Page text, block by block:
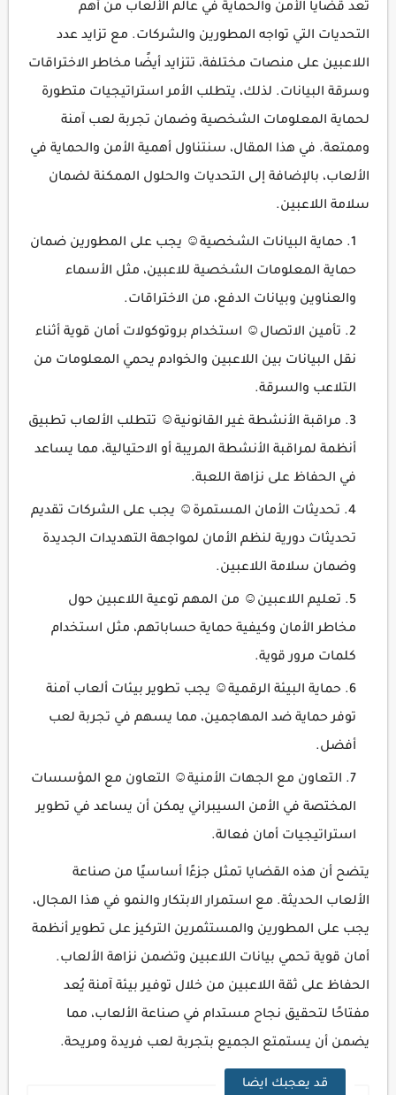
تُعد قضايا الأمن والحماية في عالم الألعاب من أهم
التحديات التي تواجه المطورين والشركات. مع تزايد عدد
اللاعبين على منصات مختلفة، تتزايد أيضًا مخاطر الاختراقات
وسرقة البيانات. لذلك، يتطلب الأمر استراتيجيات متطورة
لحماية المعلومات الشخصية وضمان تجربة لعب آمنة
وممتعة. في هذا المقال، سنتناول أهمية الأمن والحماية في
الألعاب، بالإضافة إلى التحديات والحلول الممكنة لضمان
سلامة اللاعبين.
حماية البيانات الشخصية☺ يجب على المطورين ضمان
حماية المعلومات الشخصية للاعبين، مثل الأسماء
والعناوين وبيانات الدفع، من الاختراقات.
تأمين الاتصال☺ استخدام بروتوكولات أمان قوية أثناء
نقل البيانات بين اللاعبين والخوادم يحمي المعلومات من
التلاعب والسرقة.
مراقبة الأنشطة غير القانونية☺ تتطلب الألعاب تطبيق
أنظمة لمراقبة الأنشطة المريبة أو الاحتيالية، مما يساعد
في الحفاظ على نزاهة اللعبة.
تحديثات الأمان المستمرة☺ يجب على الشركات تقديم
تحديثات دورية لنظم الأمان لمواجهة التهديدات الجديدة
وضمان سلامة اللاعبين.
تعليم اللاعبين☺ من المهم توعية اللاعبين حول
مخاطر الأمان وكيفية حماية حساباتهم، مثل استخدام
كلمات مرور قوية.
حماية البيئة الرقمية☺ يجب تطوير بيئات ألعاب آمنة
توفر حماية ضد المهاجمين، مما يسهم في تجربة لعب
أفضل.
التعاون مع الجهات الأمنية☺ التعاون مع المؤسسات
المختصة في الأمن السيبراني يمكن أن يساعد في تطوير
استراتيجيات أمان فعالة.
يتضح أن هذه القضايا تمثل جزءًا أساسيًا من صناعة
الألعاب الحديثة. مع استمرار الابتكار والنمو في هذا المجال،
يجب على المطورين والمستثمرين التركيز على تطوير أنظمة
أمان قوية تحمي بيانات اللاعبين وتضمن نزاهة الألعاب.
الحفاظ على ثقة اللاعبين من خلال توفير بيئة آمنة يُعد
مفتاحًا لتحقيق نجاح مستدام في صناعة الألعاب، مما
يضمن أن يستمتع الجميع بتجربة لعب فريدة ومريحة.
قد يعجبك ايضا